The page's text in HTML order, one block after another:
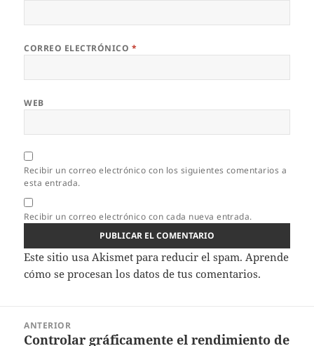
CORREO ELECTRÓNICO *
WEB
Recibir un correo electrónico con los siguientes comentarios a
esta entrada.
Recibir un correo electrónico con cada nueva entrada.
Este sitio usa Akismet para reducir el spam. Aprende
cómo se procesan los datos de tus comentarios.
ANTERIOR
Entrada
Controlar gráficamente el rendimiento de